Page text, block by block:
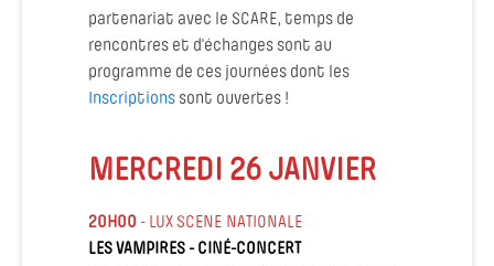
partenariat avec le SCARE, temps de
rencontres et d'échanges sont au
programme de ces journées dont les
Inscriptions sont ouvertes !
MERCREDI 26 JANVIER
20H00 - LUX SCENE NATIONALE
LES VAMPIRES - CINÉ-CONCERT